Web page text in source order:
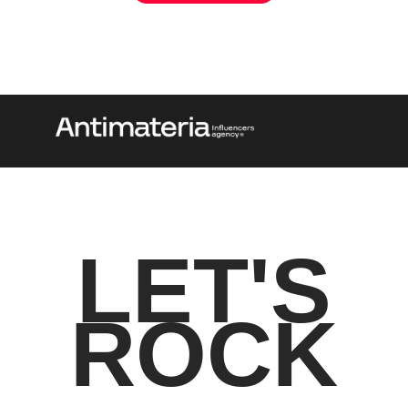
LET'S
ROCK